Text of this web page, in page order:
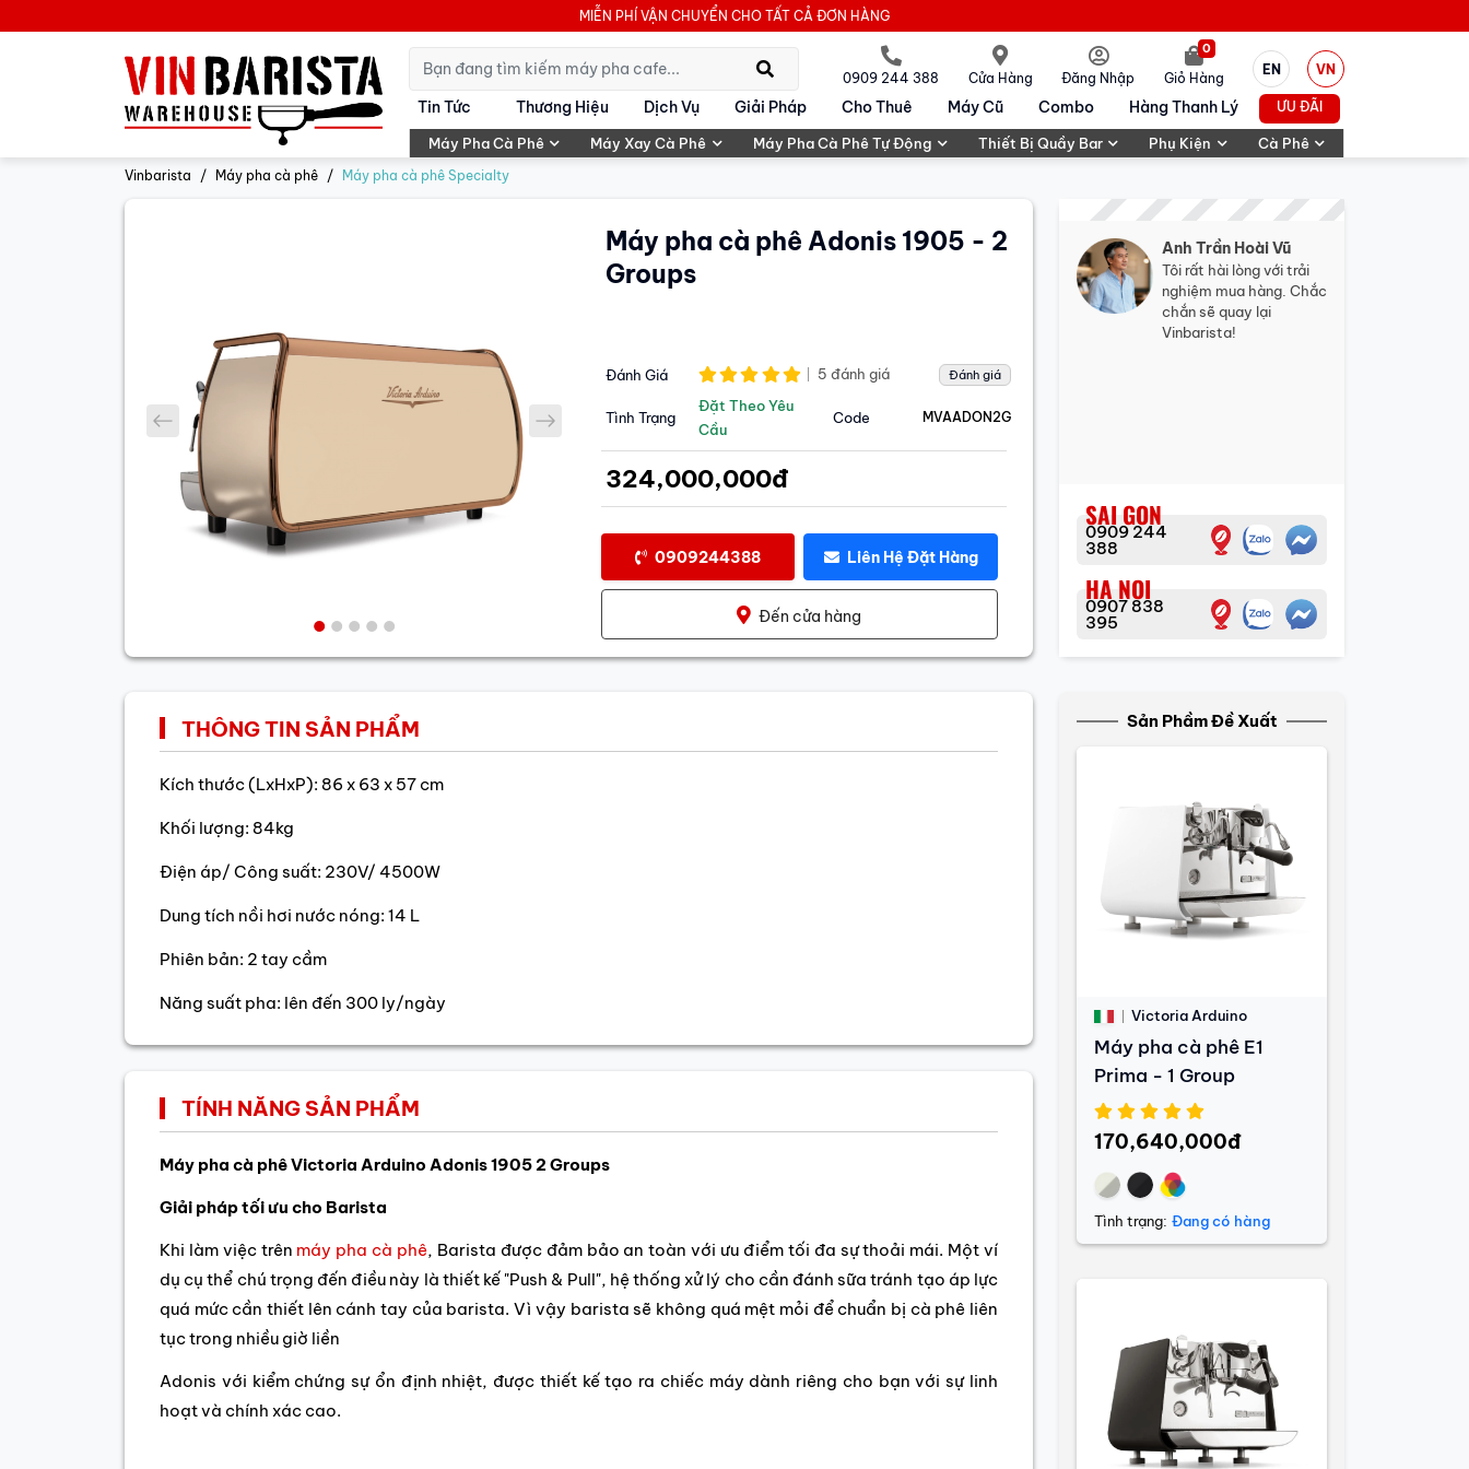
MIỄN PHÍ VẬN CHUYỂN CHO TẤT CẢ ĐƠN HÀNG
0909 244 388 Cửa Hàng Đăng Nhập Giỏ Hàng
0
EN VN
Tin Tức Thương Hiệu Dịch Vụ Giải Pháp Cho Thuê Máy Cũ Combo Hàng Thanh Lý ƯU ĐÃI
Máy Pha Cà Phê Máy Xay Cà Phê Máy Pha Cà Phê Tự Động Thiết Bị Quầy Bar Phụ Kiện Cà Phê
Vinbarista Máy pha cà phê Máy pha cà phê Specialty
prev next
Máy pha cà phê Adonis 1905 - 2
Groups
Đánh Giá 5 đánh giá Đánh giá
Tình Trạng
Đặt Theo Yêu
Cầu
Code MVAADON2G
324,000,000đ
0909244388 Liên Hệ Đặt Hàng
Đến cửa hàng
Anh Trần Hoài Vũ
Tôi rất hài lòng với trải
nghiệm mua hàng. Chắc
chắn sẽ quay lại
Vinbarista!
SAI GON
0909 244
388
HA NOI
0907 838
395
THÔNG TIN SẢN PHẨM
Kích thước (LxHxP): 86 x 63 x 57 cm
Khối lượng: 84kg
Điện áp/ Công suất: 230V/ 4500W
Dung tích nồi hơi nước nóng: 14 L
Phiên bản: 2 tay cầm
Năng suất pha: lên đến 300 ly/ngày
TÍNH NĂNG SẢN PHẨM
Máy pha cà phê Victoria Arduino Adonis 1905 2 Groups
Giải pháp tối ưu cho Barista
Khi làm việc trên máy pha cà phê, Barista được đảm bảo an toàn với ưu điểm tối đa sự thoải mái. Một ví
dụ cụ thể chú trọng đến điều này là thiết kế "Push & Pull", hệ thống xử lý cho cần đánh sữa tránh tạo áp lực
quá mức cần thiết lên cánh tay của barista. Vì vậy barista sẽ không quá mệt mỏi để chuẩn bị cà phê liên
tục trong nhiều giờ liền
Adonis với kiểm chứng sự ổn định nhiệt, được thiết kế tạo ra chiếc máy dành riêng cho bạn với sự linh
hoạt và chính xác cao.
Sản Phầm Đề Xuất
Victoria Arduino
Máy pha cà phê E1
Prima - 1 Group
170,640,000đ
Tình trạng: Đang có hàng